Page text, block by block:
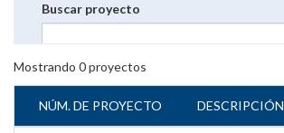
Buscar proyecto
Mostrando 0proyectos
NÚM. DE PROYECTO DESCRIPCIÓN